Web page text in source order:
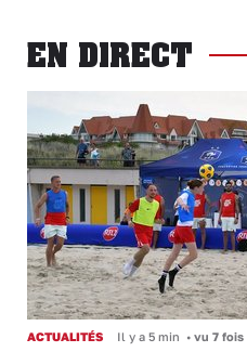
EN DIRECT
ACTUALITÉS Il y a 5 min • vu 7 fois